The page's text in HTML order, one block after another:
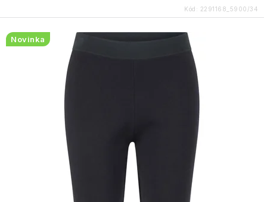
Kód: 2291168_5900/34
Novinka